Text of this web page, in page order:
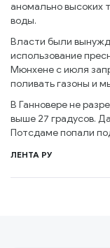
аномально высоких
воды.
Власти были
использование
Мюнхене с июля
поливать газоны и
В Ганновере не
выше 27 градусов.
Потсдаме попали
ЛЕНТА РУ